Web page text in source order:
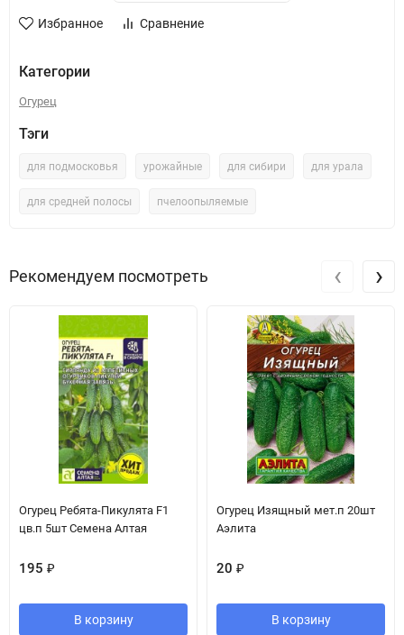
Избранное Сравнение
Категории
Огурец
Тэги
для подмосковья урожайные для сибири для урала
для средней полосы пчелоопыляемые
Рекомендуем посмотреть
Огурец Ребята-Пикулята F1
цв.п 5шт Семена Алтая
195 ₽
В корзину
Огурец Изящный мет.п 20шт
Аэлита
20 ₽
В корзину
‹ ›